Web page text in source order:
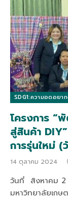
SDG1:ความอดอยา
โครงการ
สู่สินค้า
การรุ่นใหม่ (
14 ตุลาคม 2024
วันที่ สิงหาคม 2
มหาวิทยาลัยเกษ